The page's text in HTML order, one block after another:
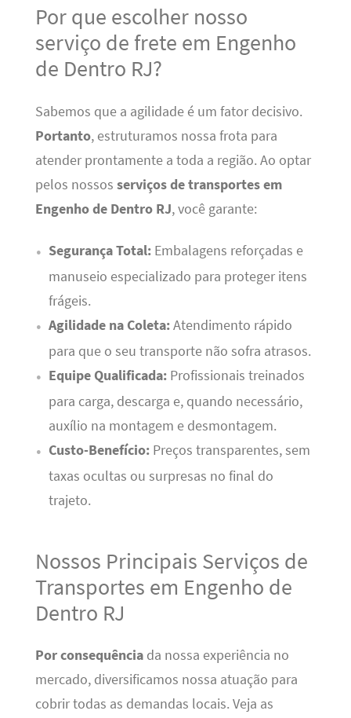
Por que escolher nosso
serviço de frete em Engenho
de Dentro RJ?
Sabemos que a agilidade é um fator decisivo.
Portanto, estruturamos nossa frota para
atender prontamente a toda a região. Ao optar
pelos nossos serviços de transportes em
Engenho de Dentro RJ, você garante:
Segurança Total:Embalagens reforçadas e
manuseio especializado para proteger itens
frágeis.
Agilidade na Coleta:Atendimento rápido
para que o seu transporte não sofra atrasos.
Equipe Qualificada:Profissionais treinados
para carga, descarga e, quando necessário,
auxílio na montagem e desmontagem.
Custo-Benefício:Preços transparentes, sem
taxas ocultas ou surpresas no final do
trajeto.
Nossos Principais Serviços de
Transportes em Engenho de
Dentro RJ
Por consequênciada nossa experiência no
mercado, diversificamos nossa atuação para
cobrir todas as demandas locais. Veja as